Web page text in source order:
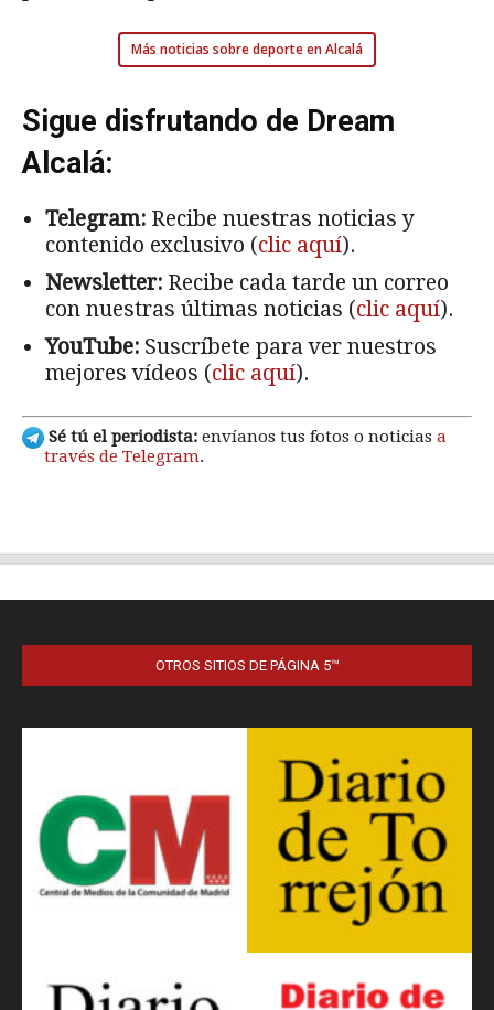
OTROS SITIOS DE PÁGINA 5™